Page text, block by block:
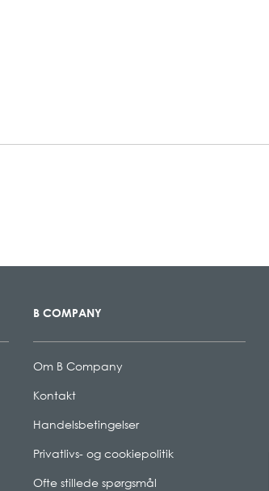
B COMPANY
Om B Company
Kontakt
Handelsbetingelser
Privatlivs- og cookiepolitik
Ofte stillede spørgsmål